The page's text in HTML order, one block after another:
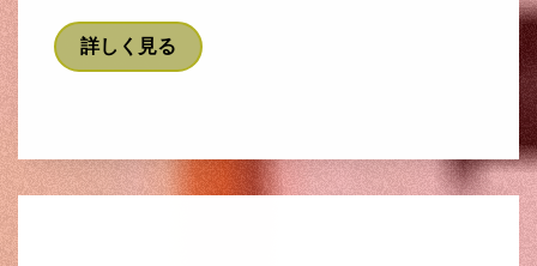
詳しく見る